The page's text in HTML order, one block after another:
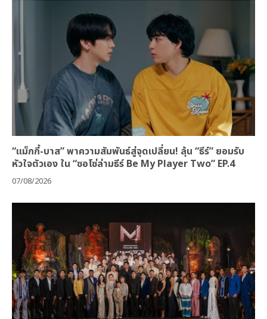
“แม็กกี้-บาส” พาความสัมพันธ์สู่จุดเปลี่ยน! ลุ้น “ธีร์” ยอมรับ
หัวใจตัวเอง ใน “ซอโซ่ล่ามธีร์ Be My Player Two” EP.4
07/08/2026